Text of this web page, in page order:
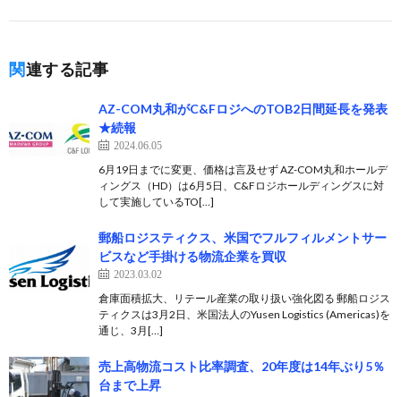
関連する記事
AZ-COM丸和がC&FロジへのTOB2日間延長を発表
★続報
2024.06.05
6月19日までに変更、価格は言及せず AZ-COM丸和ホールデ
ィングス（HD）は6月5日、C&Fロジホールディングスに対
して実施しているTO[…]
郵船ロジスティクス、米国でフルフィルメントサー
ビスなど手掛ける物流企業を買収
2023.03.02
倉庫面積拡大、リテール産業の取り扱い強化図る 郵船ロジス
ティクスは3月2日、米国法人のYusen Logistics (Americas)を
通じ、3月[…]
売上高物流コスト比率調査、20年度は14年ぶり5％
台まで上昇